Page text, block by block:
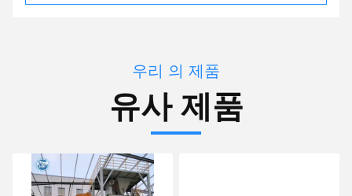
우리 의 제품
유사 제품